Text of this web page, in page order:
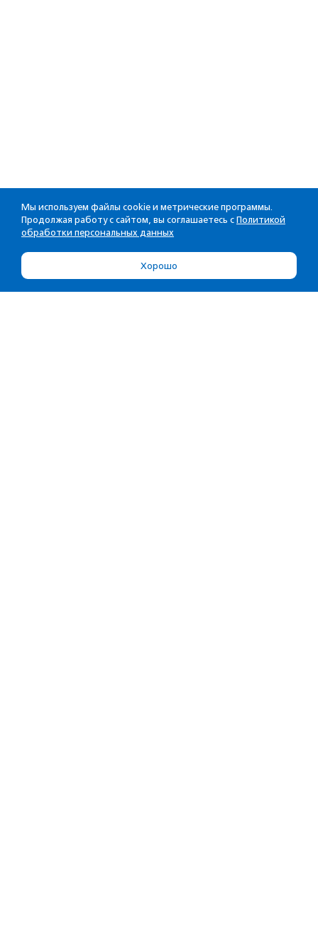
Мы используем файлы cookie и метрические программы.
Продолжая работу с сайтом, вы соглашаетесь с Политикой
обработки персональных данных
Хорошо